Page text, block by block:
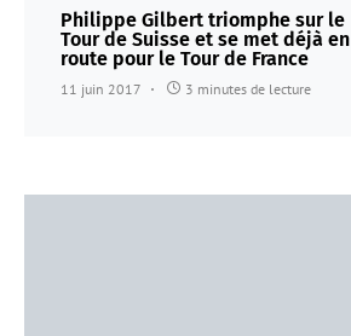
Philippe Gilbert triomphe sur le
Tour de Suisse et se met déjà en
route pour le Tour de France
11 juin 2017 3 minutes de lecture